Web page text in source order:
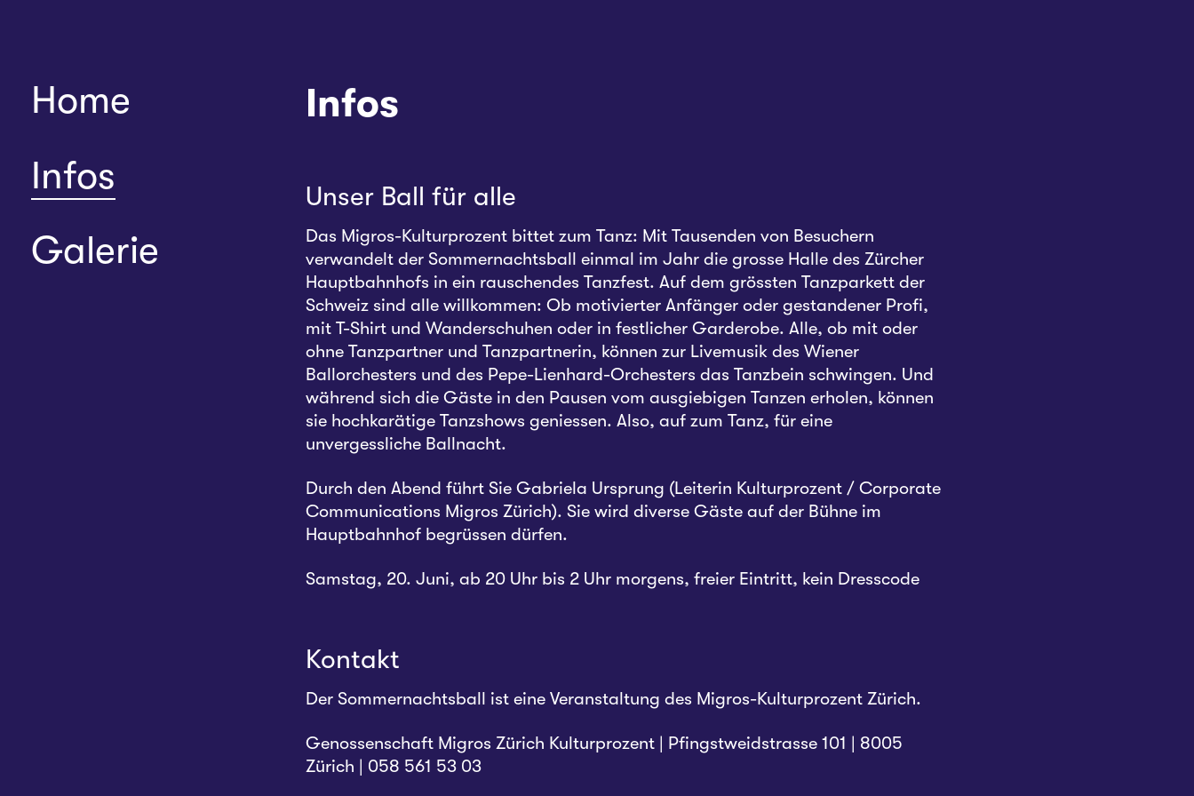
Home
Infos
Galerie
Infos
Unser Ball für alle
Das Migros-Kulturprozent bittet zum Tanz: Mit Tausenden von Besuchern
verwandelt der Sommernachtsball einmal im Jahr die grosse Halle des Zürcher
Hauptbahnhofs in ein rauschendes Tanzfest. Auf dem grössten Tanzparkett der
Schweiz sind alle willkommen: Ob motivierter Anfänger oder gestandener Profi,
mit T-Shirt und Wanderschuhen oder in festlicher Garderobe. Alle, ob mit oder
ohne Tanzpartner und Tanzpartnerin, können zur Livemusik des Wiener
Ballorchesters und des Pepe-Lienhard-Orchesters das Tanzbein schwingen. Und
während sich die Gäste in den Pausen vom ausgiebigen Tanzen erholen, können
sie hochkarätige Tanzshows geniessen. Also, auf zum Tanz, für eine
unvergessliche Ballnacht.
Durch den Abend führt Sie Gabriela Ursprung (Leiterin Kulturprozent / Corporate
Communications Migros Zürich). Sie wird diverse Gäste auf der Bühne im
Hauptbahnhof begrüssen dürfen.
Samstag, 20. Juni, ab 20 Uhr bis 2 Uhr morgens, freier Eintritt, kein Dresscode
Kontakt
Der Sommernachtsball ist eine Veranstaltung des Migros-Kulturprozent Zürich.
Genossenschaft Migros Zürich Kulturprozent | Pfingstweidstrasse 101 | 8005
Zürich | 058 561 53 03